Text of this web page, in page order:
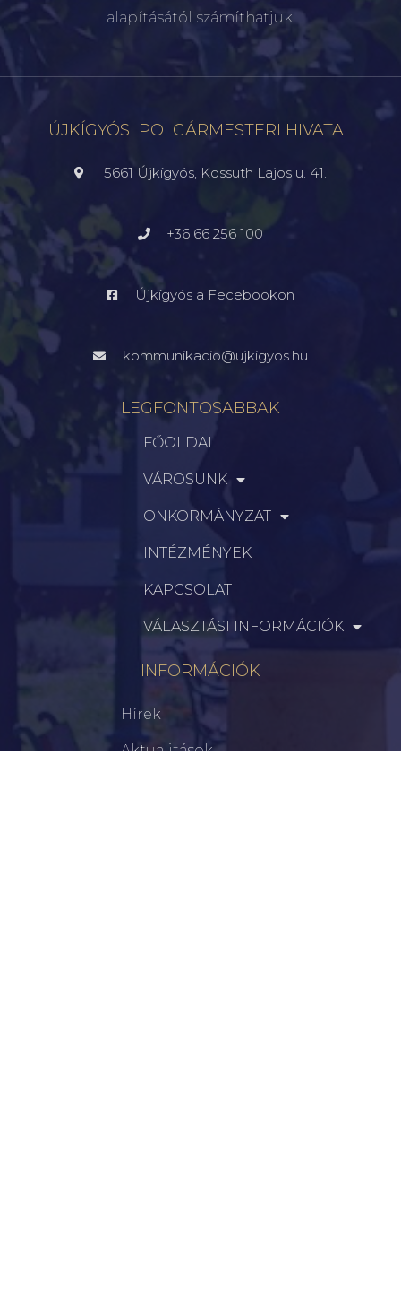
alapításától számíthatjuk.
ÚJKÍGYÓSI POLGÁRMESTERI HIVATAL
5661 Újkígyós, Kossuth Lajos u. 41.
+36 66 256 100
Újkígyós a Fecebookon
kommunikacio@ujkigyos.hu
LEGFONTOSABBAK
FŐOLDAL
VÁROSUNK
ÖNKORMÁNYZAT
INTÉZMÉNYEK
KAPCSOLAT
VÁLASZTÁSI INFORMÁCIÓK
INFORMÁCIÓK
Hírek
Aktualitások